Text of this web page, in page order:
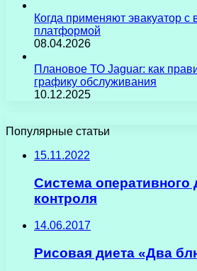
Когда применяют эвакуатор
платформой
08.04.2026
Плановое ТО Jaguar: как
графику обслуживания
10.12.2025
Популярные статьи
15.11.2022
Система оперативного
контроля
14.06.2017
Рисовая диета «Два